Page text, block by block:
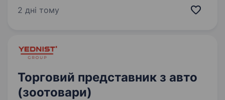
та продуктів для тварин. У компанії
2 дні тому
Торговий представник з авто
(зоотовари)